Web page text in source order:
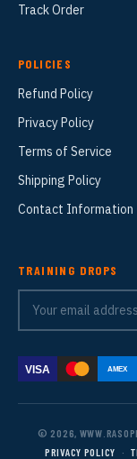
Track Order
POLICIES
Refund Policy
Privacy Policy
Terms of Service
Shipping Policy
Contact Information
TRAINING DROPS
VISA AMEX
© 2026,
PRIVACY POLICY
·